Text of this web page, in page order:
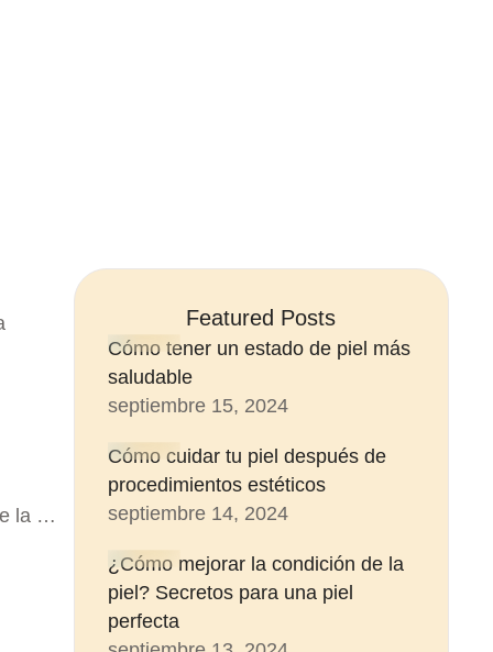
la …
Featured Posts
Cómo tener un estado de piel más
saludable
septiembre 15, 2024
Cómo cuidar tu piel después de
procedimientos estéticos
septiembre 14, 2024
¿Cómo mejorar la condición de la
piel? Secretos para una piel
perfecta